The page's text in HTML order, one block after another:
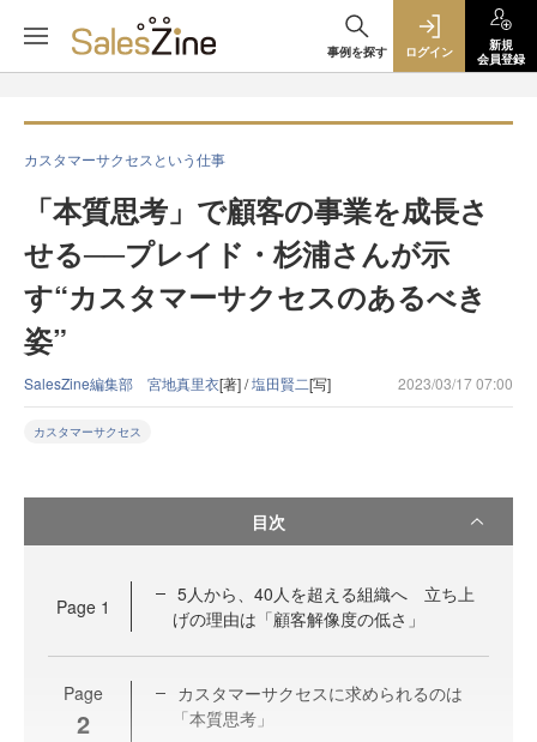
事例を探す ログイン
新規
会員登録
カスタマーサクセスという仕事
「本質思考」で顧客の事業を成長さ
せる──プレイド・杉浦さんが示
す“カスタマーサクセスのあるべき
姿”
SalesZine編集部 宮地真里衣[著] /塩田賢二[写] 2023/03/17 07:00
カスタマーサクセス
目次
Page 1
5人から、40人を超える組織へ 立ち上
げの理由は「顧客解像度の低さ」
Page
2
カスタマーサクセスに求められるのは
「本質思考」